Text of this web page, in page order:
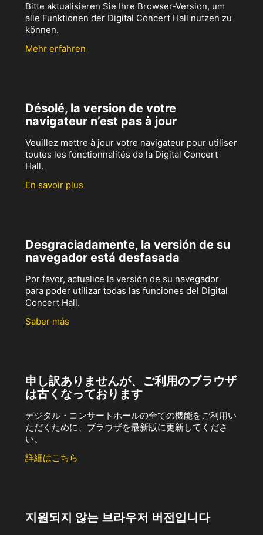
Bitte aktualisieren Sie Ihre Browser-Version, um
alle Funktionen der Digital Concert Hall nutzen zu
können.
Mehr erfahren
Désolé, la version de votre
navigateur n’est pas à jour
Veuillez mettre à jour votre navigateur pour utiliser
toutes les fonctionnalités de la Digital Concert
Hall.
En savoir plus
Desgraciadamente, la versión de su
navegador está desfasada
Por favor, actualice la versión de su navegador
para poder utilizar todas las funciones del Digital
Concert Hall.
Saber más
申し訳ありませんが、ご利用のブラウザ
は古くなっております
デジタル・コンサートホールの全ての機能をご利用い
ただくために、ブラウザを最新版に更新してくださ
い。
詳細はこちら
지원되지 않는 브라우저 버전입니다